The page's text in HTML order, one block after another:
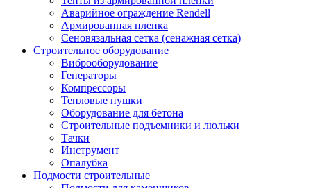
Аварийное ограждение Rendell
Армированная пленка
Сеновязальная сетка (сенажная сетка)
Строительное оборудование
Виброоборудование
Генераторы
Компрессоры
Тепловые пушки
Оборудование для бетона
Строительные подъемники и люльки
Тачки
Инструмент
Опалубка
Подмости строительные